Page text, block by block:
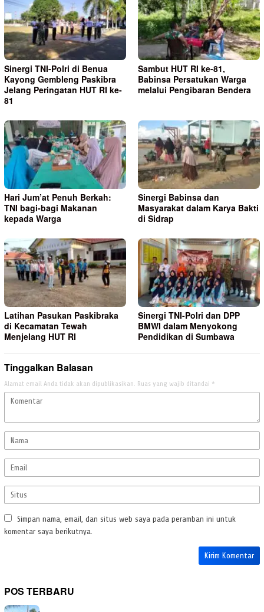
Sinergi TNI-Polri di Benua
Kayong Gembleng Paskibra
Jelang Peringatan HUT RI ke-
81
Sambut HUT RI ke-81,
Babinsa Persatukan Warga
melalui Pengibaran Bendera
Hari Jum’at Penuh Berkah:
TNI bagi-bagi Makanan
kepada Warga
Sinergi Babinsa dan
Masyarakat dalam Karya Bakti
di Sidrap
Latihan Pasukan Paskibraka
di Kecamatan Tewah
Menjelang HUT RI
Sinergi TNI-Polri dan DPP
BMWI dalam Menyokong
Pendidikan di Sumbawa
Tinggalkan Balasan
Alamat email Anda tidak akan dipublikasikan. Ruas yang wajib ditandai *
Simpan nama, email, dan situs web saya pada peramban ini untuk
komentar saya berikutnya.
POS TERBARU